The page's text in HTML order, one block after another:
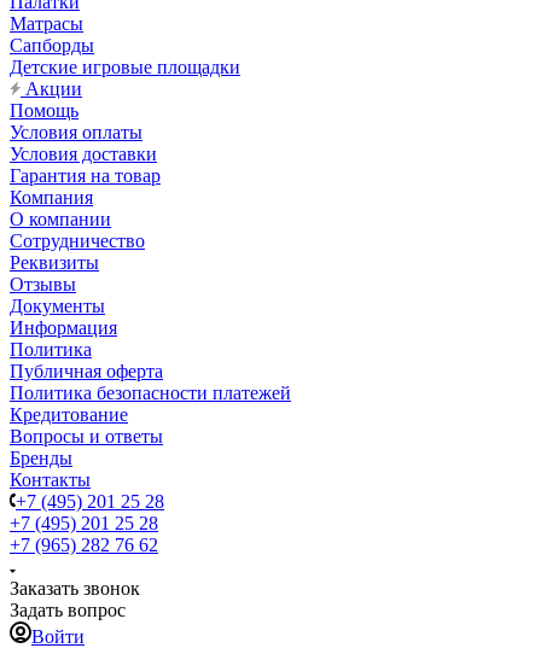
Матрасы
Сапборды
Детские игровые площадки
Акции
Помощь
Условия оплаты
Условия доставки
Гарантия на товар
Компания
О компании
Сотрудничество
Реквизиты
Отзывы
Документы
Информация
Политика
Публичная оферта
Политика безопасности платежей
Кредитование
Вопросы и ответы
Бренды
Контакты
+7 (495) 201 25 28
+7 (495) 201 25 28
+7 (965) 282 76 62
Заказать звонок
Задать вопрос
Войти